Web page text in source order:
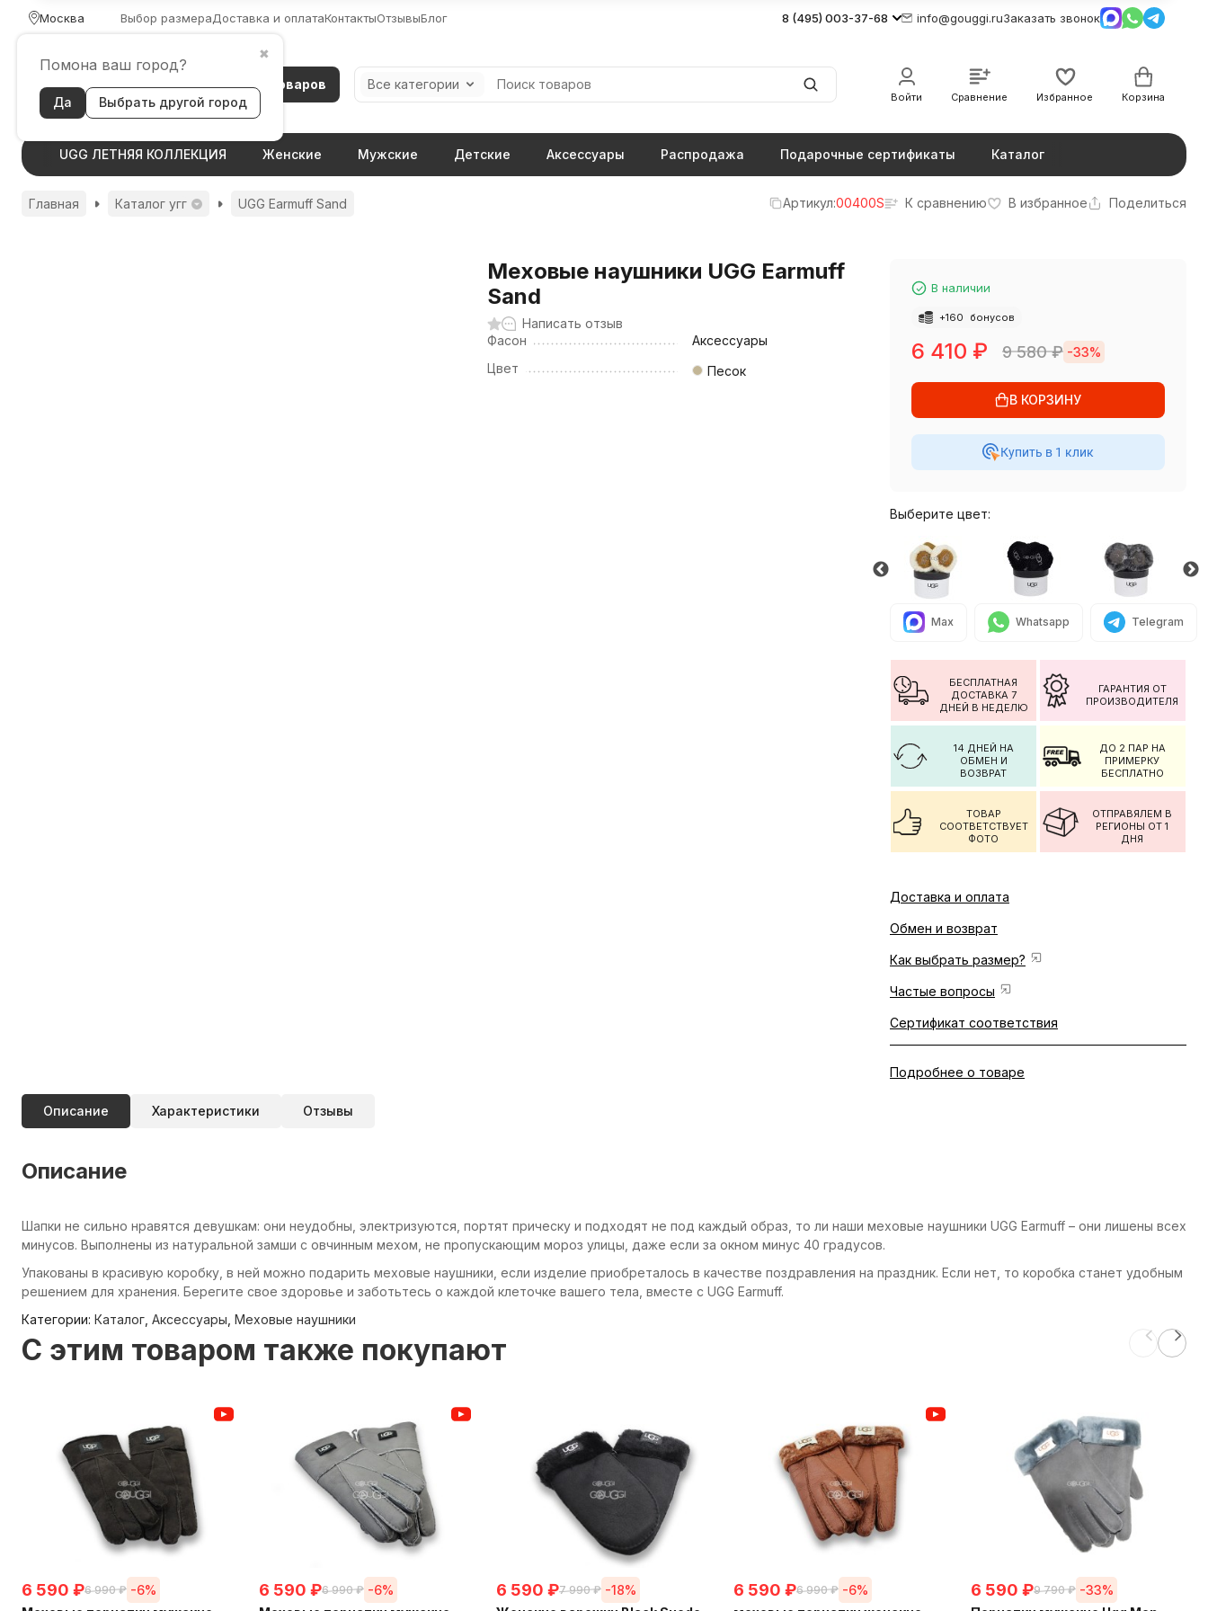
Москва
✖
Помона ваш город?
Да Выбрать другой город
Выбор размераДоставка и оплатаКонтактыОтзывыБлог 8 (495) 003-37-68 info@gouggi.ruЗаказать звонок
Каталог товаров Все категории
Войти Сравнение Избранное Корзина
UGG ЛЕТНЯЯ КОЛЛЕКЦИЯ Женские Мужские Детские Аксессуары Распродажа Подарочные сертификаты Каталог
Главная Каталог угг UGG Earmuff Sand Артикул:00400S К сравнению В избранное Поделиться
Меховые наушники UGG Earmuff
Sand
Написать отзыв
Фасон
Аксессуары
Цвет
Песок
В наличии
+160 бонусов
6 410 ₽ 9 580₽ -33%
В КОРЗИНУ
Купить в 1 клик
Выберите цвет:
Max Whatsapp Telegram
БЕСПЛАТНАЯ
ДОСТАВКА 7
ДНЕЙ В НЕДЕЛЮ
ГАРАНТИЯ ОТ
ПРОИЗВОДИТЕЛЯ
14 ДНЕЙ НА
ОБМЕН И
ВОЗВРАТ
ДО 2 ПАР НА
ПРИМЕРКУ
БЕСПЛАТНО
ТОВАР
СООТВЕТСТВУЕТ
ФОТО
ОТПРАВЯЛЕМ В
РЕГИОНЫ ОТ 1
ДНЯ
Доставка и оплата
Обмен и возврат
Как выбрать размер?
Частые вопросы
Сертификат соответствия
Подробнее о товаре
Описание Характеристики Отзывы
Описание
Шапки не сильно нравятся девушкам: они неудобны, электризуются, портят прическу и подходят не под каждый образ, то ли наши меховые наушники UGG Earmuff – они лишены всех
минусов. Выполнены из натуральной замши с овчинным мехом, не пропускающим мороз улицы, даже если за окном минус 40 градусов.
Упакованы в красивую коробку, в ней можно подарить меховые наушники, если изделие приобреталось в качестве поздравления на праздник. Если нет, то коробка станет удобным
решением для хранения. Берегите свое здоровье и заботьтесь о каждой клеточке вашего тела, вместе с UGG Earmuff.
Категории: Каталог Аксессуары Меховые наушники
C этим товаром также покупают
6 590 ₽6 990 ₽ -6%
6 590 ₽6 990 ₽ -6%
6 590 ₽7 990 ₽ -18%
6 590 ₽6 990 ₽ -6%
6 590 ₽9 790 ₽ -33%